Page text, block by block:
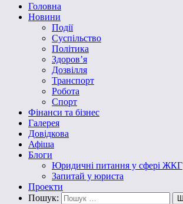
Головна
Новини
Події
Суспільство
Політика
Здоров’я
Дозвілля
Транспорт
Робота
Спорт
Фінанси та бізнес
Галерея
Довідкова
Афіша
Блоги
Юридичні питання у сфері ЖКГ
Запитай у юриста
Проекти
Пошук: